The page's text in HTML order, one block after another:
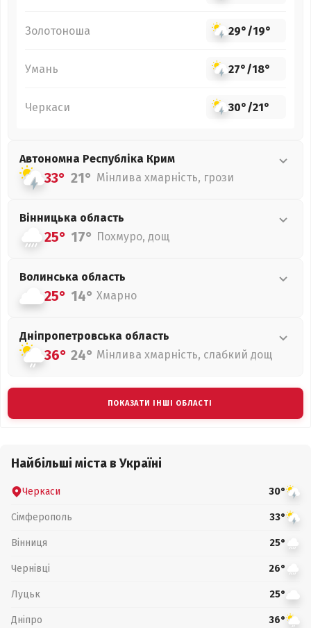
Золотоноша 29°/19°
Умань 27°/18°
Черкаси 30°/21°
Автономна Республіка Крим
33° 21° Мінлива хмарність, грози
Вінницька область
25° 17° Похмуро, дощ
Волинська область
25° 14° Хмарно
Дніпропетровська область
36° 24° Мінлива хмарність, слабкий дощ
ПОКАЗАТИ ІНШІ ОБЛАСТІ
Найбільші міста в Україні
Черкаси 30°
Сімферополь 33°
Вінниця 25°
Чернівці 26°
Луцьк 25°
Дніпро 36°